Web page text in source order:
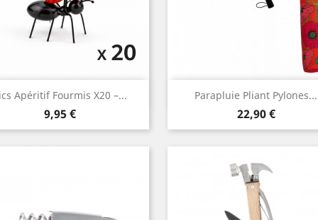
Apéritif Fourmis X20 –...
Prix
9,95 €
Aperçu rapide Parapluie Pliant Pylones...
Prix
22,90 €
Aperçu rapide